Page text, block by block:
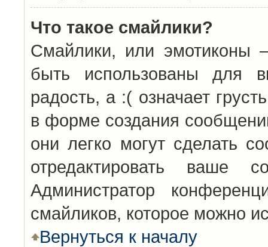
Что такое смайлики?
Смайлики, или эмотиконы
быть использованы для
радость, а :( означает
в форме создания
они легко могут сделать
отредактировать ваше
Администратор
смайликов, которое можно
Вернуться к началу